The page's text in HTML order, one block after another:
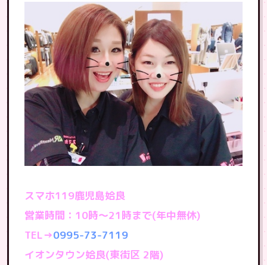
スマホ119鹿児島姶良
営業時間：10時〜21時まで(年中無休)
TEL→0995-73-7119
イオンタウン姶良(東街区 2階)